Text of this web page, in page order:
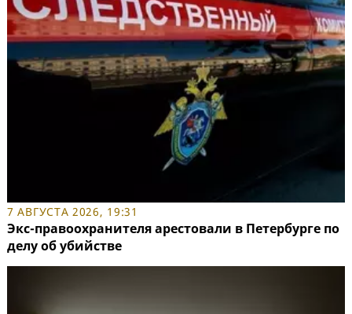
7 АВГУСТА 2026, 19:31
Экс-правоохранителя арестовали в Петербурге по
делу об убийстве